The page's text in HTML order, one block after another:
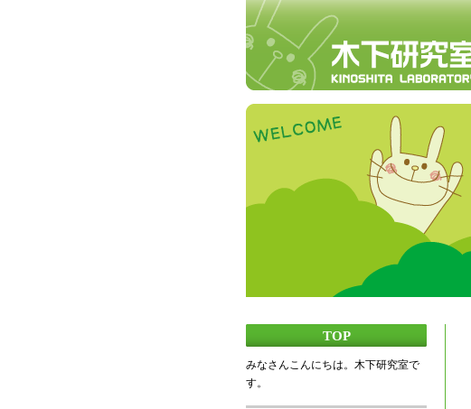
TOP
みなさんこんにちは。木下研究室で
す。